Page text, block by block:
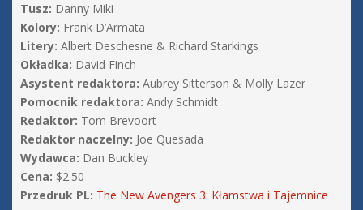
Tusz: Danny Miki
Kolory: Frank D’Armata
Litery: Albert Deschesne & Richard Starkings
Okładka: David Finch
Asystent redaktora: Aubrey Sitterson & Molly Lazer
Pomocnik redaktora: Andy Schmidt
Redaktor: Tom Brevoort
Redaktor naczelny: Joe Quesada
Wydawca: Dan Buckley
Cena: $2.50
Przedruk PL: The New Avengers 3: Kłamstwa i Tajemnice